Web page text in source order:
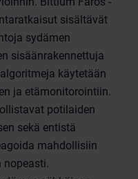
sisältävät
sydämen
sisäänrakennettuja
käytetään
ja etämonitorointiin.
potilaiden
sekä entistä
mahdollisiin
nopeasti.